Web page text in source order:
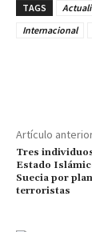
TAGS
Internacional
Artículo
Tres
Estado
Suecia por
terroristas